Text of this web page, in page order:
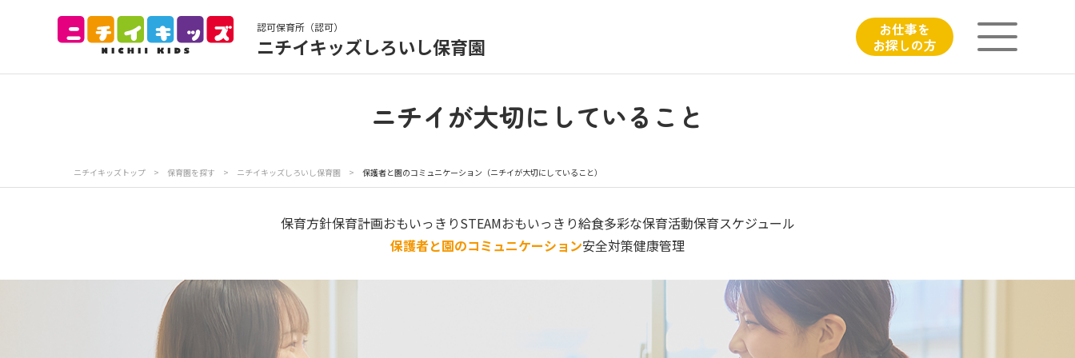
認可保育所（認可）
ニチイキッズしろいし保育園
お仕事を
お探しの方
保育園見学 入園の概要
写真販売サービス 各種書類 お仕事をお探しの方 よくあるご質問
プライバシーポリシー ニチイ学館オフィシャルサイト
ニチイが大切にしていること
ニチイキッズトップ > 保育園を探す > ニチイキッズしろいし保育園 > 保護者と園のコミュニケーション（ニチイが大切にしていること）
保育方針保育計画おもいっきりSTEAMおもいっきり給食多彩な保育活動保育スケジュール
保護者と園のコミュニケーション安全対策健康管理